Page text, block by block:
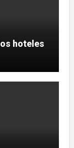
hoteles